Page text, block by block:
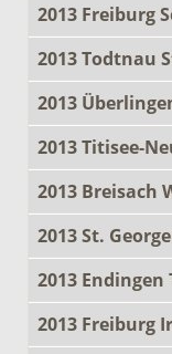
2013 Freiburg
2013 Todtnau
2013
2013 Titisee-
2013 Breisach
2013 St.
2013
2013 Freiburg